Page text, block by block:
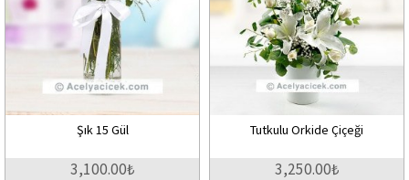
Şık 15 Gül
3,100.00₺
Tutkulu Orkide Çiçeği
3,250.00₺